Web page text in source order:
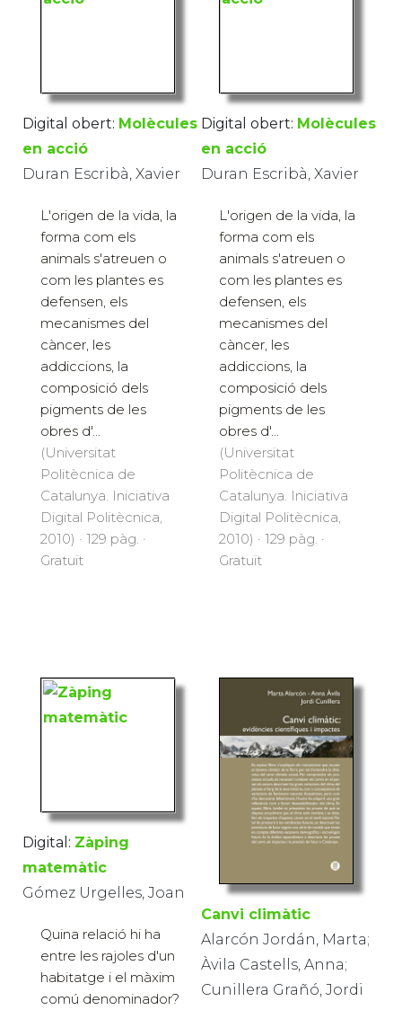
Digital obert: Molècules
en acció
Duran Escribà, Xavier
L'origen de la vida, la
forma com els
animals s'atreuen o
com les plantes es
defensen, els
mecanismes del
càncer, les
addiccions, la
composició dels
pigments de les
obres d'...
(Universitat
Politècnica de
Catalunya. Iniciativa
Digital Politècnica,
2010) · 129 pàg. ·
Gratuït
Digital obert: Molècules
en acció
Duran Escribà, Xavier
L'origen de la vida, la
forma com els
animals s'atreuen o
com les plantes es
defensen, els
mecanismes del
càncer, les
addiccions, la
composició dels
pigments de les
obres d'...
(Universitat
Politècnica de
Catalunya. Iniciativa
Digital Politècnica,
2010) · 129 pàg. ·
Gratuït
Digital: Zàping
matemàtic
Gómez Urgelles, Joan
Quina relació hi ha
entre les rajoles d'un
habitatge i el màxim
comú denominador?
Canvi climàtic
Alarcón Jordán, Marta;
Àvila Castells, Anna;
Cunillera Grañó, Jordi